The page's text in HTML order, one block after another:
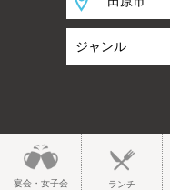
宴会・女子会 ランチ